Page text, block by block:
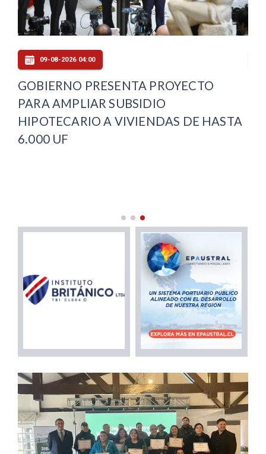
09-08-2026 04:00
GOBIERNO PRESENTA PROYECTO
PARA AMPLIAR SUBSIDIO
HIPOTECARIO A VIVIENDAS DE HASTA
6.000 UF